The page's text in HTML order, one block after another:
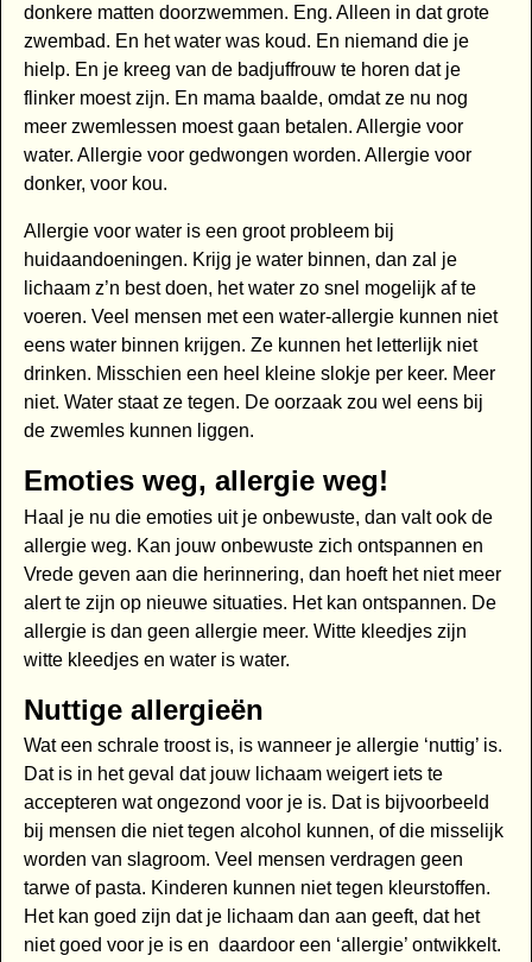
donkere matten doorzwemmen. Eng. Alleen in dat grote
zwembad. En het water was koud. En niemand die je
hielp. En je kreeg van de badjuffrouw te horen dat je
flinker moest zijn. En mama baalde, omdat ze nu nog
meer zwemlessen moest gaan betalen. Allergie voor
water. Allergie voor gedwongen worden. Allergie voor
donker, voor kou.
Allergie voor water is een groot probleem bij
huidaandoeningen. Krijg je water binnen, dan zal je
lichaam z’n best doen, het water zo snel mogelijk af te
voeren. Veel mensen met een water-allergie kunnen niet
eens water binnen krijgen. Ze kunnen het letterlijk niet
drinken. Misschien een heel kleine slokje per keer. Meer
niet. Water staat ze tegen. De oorzaak zou wel eens bij
de zwemles kunnen liggen.
Emoties weg, allergie weg!
Haal je nu die emoties uit je onbewuste, dan valt ook de
allergie weg. Kan jouw onbewuste zich ontspannen en
Vrede geven aan die herinnering, dan hoeft het niet meer
alert te zijn op nieuwe situaties. Het kan ontspannen. De
allergie is dan geen allergie meer. Witte kleedjes zijn
witte kleedjes en water is water.
Nuttige allergieën
Wat een schrale troost is, is wanneer je allergie ‘nuttig’ is.
Dat is in het geval dat jouw lichaam weigert iets te
accepteren wat ongezond voor je is. Dat is bijvoorbeeld
bij mensen die niet tegen alcohol kunnen, of die misselijk
worden van slagroom. Veel mensen verdragen geen
tarwe of pasta. Kinderen kunnen niet tegen kleurstoffen.
Het kan goed zijn dat je lichaam dan aan geeft, dat het
niet goed voor je is en daardoor een ‘allergie’ ontwikkelt.